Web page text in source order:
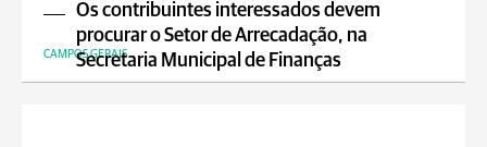
Os contribuintes interessados devem
procurar o Setor de Arrecadação, na
Secretaria Municipal de Finanças
CAMPOS GERAIS